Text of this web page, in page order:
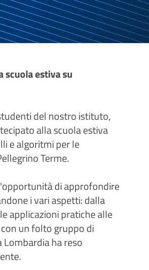
estiva su
del nostro istituto,
alla scuola estiva
e algoritmi per le
Terme.
di approfondire
i vari aspetti: dalla
applicazioni pratiche alle
un folto gruppo di
ha reso